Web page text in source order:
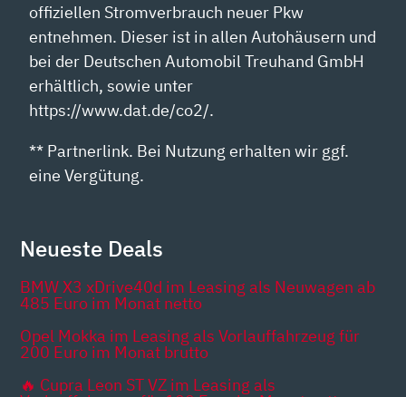
offiziellen Stromverbrauch neuer Pkw
entnehmen. Dieser ist in allen Autohäusern und
bei der Deutschen Automobil Treuhand GmbH
erhältlich, sowie unter
https://www.dat.de/co2/.
** Partnerlink. Bei Nutzung erhalten wir ggf.
eine Vergütung.
Neueste Deals
BMW X3 xDrive40d im Leasing als Neuwagen ab
485 Euro im Monat netto
Opel Mokka im Leasing als Vorlauffahrzeug für
200 Euro im Monat brutto
🔥 Cupra Leon ST VZ im Leasing als